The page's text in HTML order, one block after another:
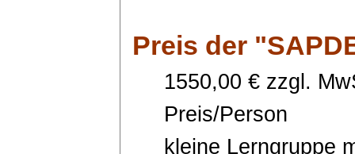
Preis der
1550,00 € zzgl.
Preis/Person
kleine Lerngruppe